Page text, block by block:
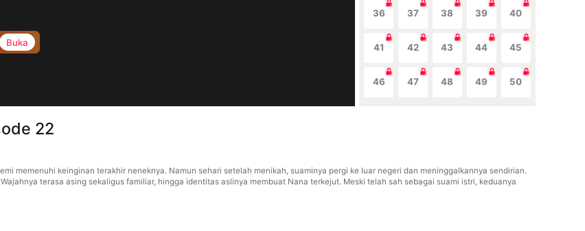
Buka
36 37 38 39 40
41 42 43 44 45
46 47 48 49 50
22
memenuhi keinginan terakhir neneknya. Namun sehari setelah menikah, suaminya pergi ke luar negeri dan meninggalkannya sendirian.
terasa asing sekaligus familiar, hingga identitas aslinya membuat Nana terkejut. Meski telah sah sebagai suami istri, keduanya